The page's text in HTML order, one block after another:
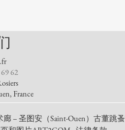
62
France
– 圣图安（Saint-Ouen）古董跳